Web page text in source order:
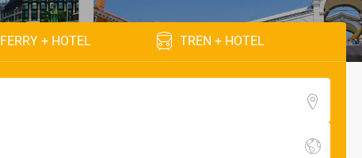
FERRY + HOTEL TREN + HOTEL